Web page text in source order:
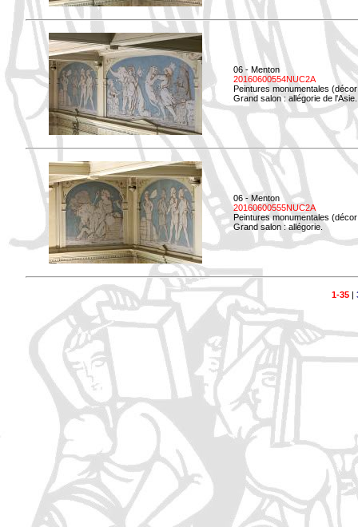
06 - Menton
20160600554NUC2A
Peintures monumentales
Grand salon : allégorie de l'Asie.
06 - Menton
20160600555NUC2A
Peintures monumentales
Grand salon : allégorie.
1-35|